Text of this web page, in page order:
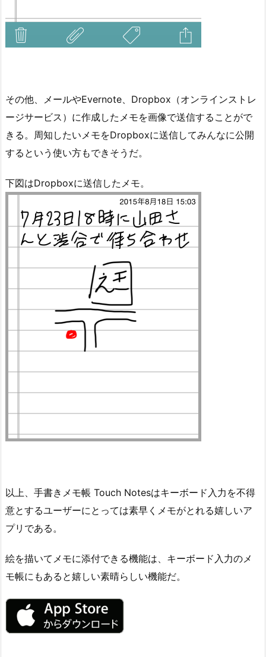
その他、メールやEvernote、Dropbox（オンラインストレ
ージサービス）に作成したメモを画像で送信することがで
きる。周知したいメモをDropboxに送信してみんなに公開
するという使い方もできそうだ。
下図はDropboxに送信したメモ。
以上、手書きメモ帳 Touch Notesはキーボード入力を不得
意とするユーザーにとっては素早くメモがとれる嬉しいア
プリである。
絵を描いてメモに添付できる機能は、キーボード入力のメ
モ帳にもあると嬉しい素晴らしい機能だ。